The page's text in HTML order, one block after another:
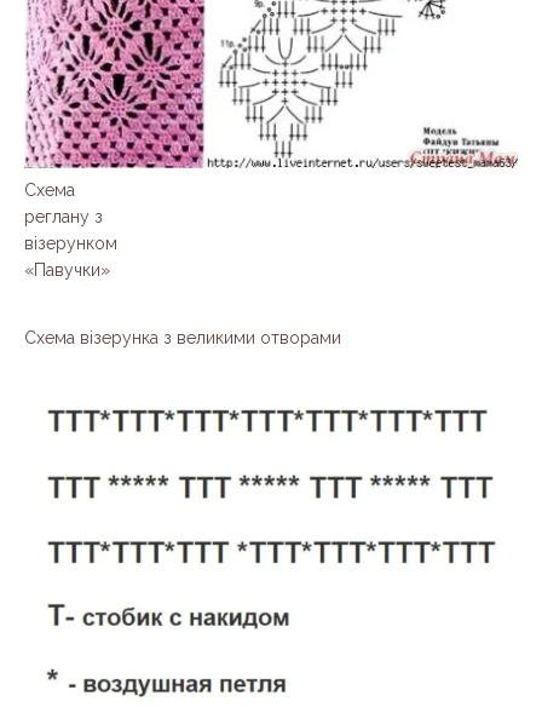
Схема
реглану з
візерунком
«Павучки»
Схема візерунка з великими отворами